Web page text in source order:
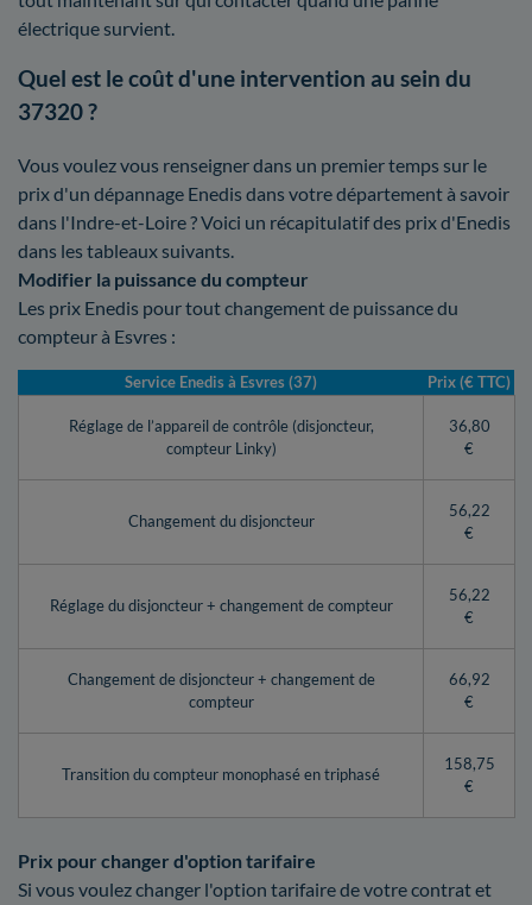
électrique survient.
Quel est le coût d'une intervention au sein du
37320 ?
Vous voulez vous renseigner dans un premier temps sur le
prix d'un dépannage Enedis dans votre département à savoir
dans l'Indre-et-Loire ? Voici un récapitulatif des prix d'Enedis
dans les tableaux suivants.
Modifier la puissance du compteur
Les prix Enedis pour tout changement de puissance du
compteur à Esvres :
Service Enedis à Esvres (37) Prix (€ TTC)
Réglage de l’appareil de contrôle (disjoncteur,
compteur Linky)
36,80
€
Changement du disjoncteur
56,22
€
Réglage du disjoncteur + changement de compteur
56,22
€
Changement de disjoncteur + changement de
compteur
66,92
€
Transition du compteur monophasé en triphasé
158,75
€
Prix pour changer d'option tarifaire
Si vous voulez changer l'option tarifaire de votre contrat et